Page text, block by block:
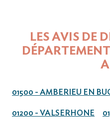
LES AVIS DE
01500 - AMBERIEU EN
01200 - VALSERHONE